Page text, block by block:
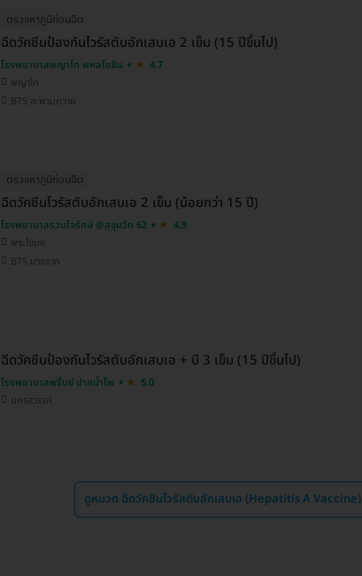
ตรวจหาภูมิก่อนฉีด
ฉีดวัคซีนป้องกันไวรัสตับอักเสบเอ 2 เข็ม (15 ปีขึ้นไป)
โรงพยาบาลพญาไท พหลโยธิน
4.7
พญาไท
BTS สะพานควาย
ตรวจหาภูมิก่อนฉีด
ฉีดวัคซีนไวรัสตับอักเสบเอ 2 เข็ม (น้อยกว่า 15 ปี)
โรงพยาบาลรวมใจรักษ์ @สุขุมวิท 62
4.9
พระโขนง
BTS บางจาก
ฉีดวัคซีนป้องกันไวรัสตับอักเสบเอ + บี 3 เข็ม (15 ปีขึ้นไป)
โรงพยาบาลพริ้นซ์ ปากน้ำโพ
5.0
นครสวรรค์
ดูหมวด ฉีดวัคซีนไวรัสตับอักเสบเอ (Hepatitis A Vaccine)